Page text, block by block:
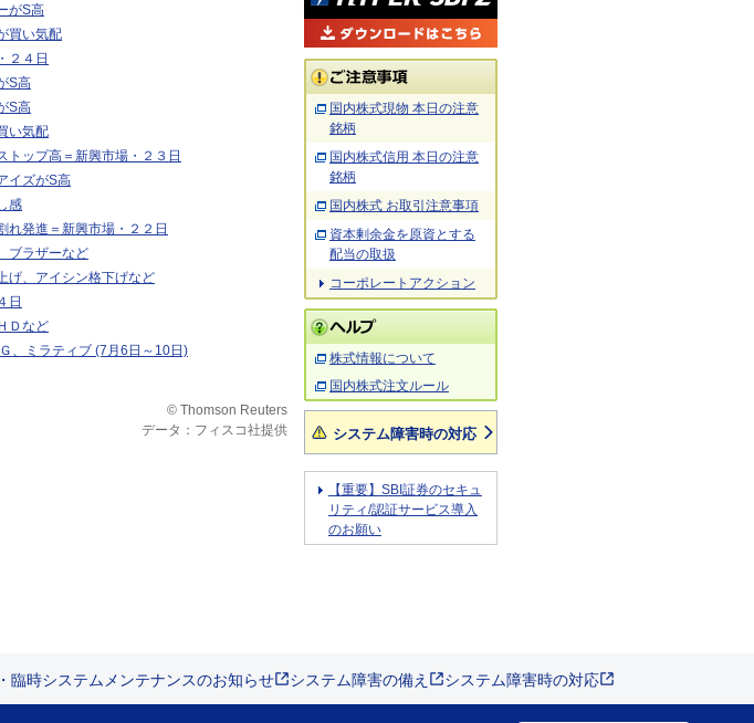
がS高
買い気配
２４日
S高
S高
い気配
トップ高＝新興市場・２３日
イズがS高
感
れ発進＝新興市場・２２日
ブラザーなど
げ、アイシン格下げなど
日
Ｄなど
、ミラティブ (7月6日～10日)
© Thomson Reuters
データ：フィスコ社提供
国内株式現物 本日の注意
銘柄
国内株式信用 本日の注意
銘柄
国内株式 お取引注意事項
資本剰余金を原資とする
配当の取扱
コーポレートアクション
株式情報について
国内株式注文ルール
システム障害時の対応
【重要】SBI証券のセキュ
リティ/認証サービス導入
のお願い
臨時システムメンテナンスのお知らせ システム障害の備え システム障害時の対応